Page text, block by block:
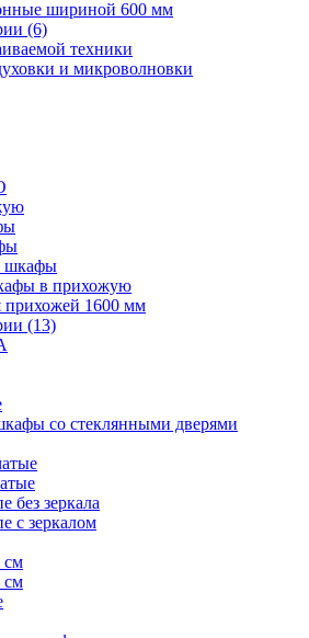
шириной 600 мм
(6)
техники
и микроволновки
шкафы
в прихожую
1600 мм
(13)
со стеклянными дверями
зеркала
с зеркалом
см
см